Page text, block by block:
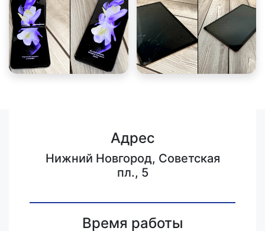
Адрес
Нижний Новгород, Советская
пл., 5
Время работы